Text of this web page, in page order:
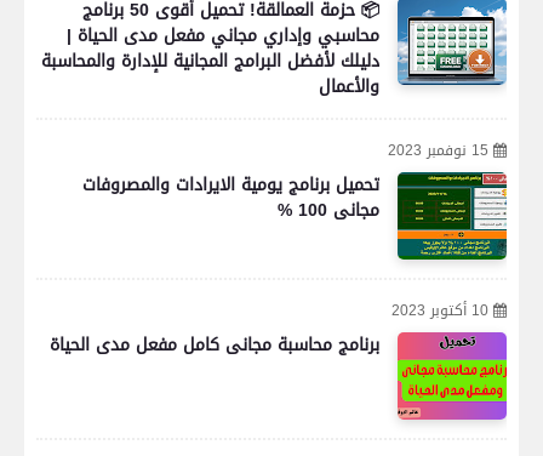
📦 حزمة العمالقة! تحميل أقوى 50 برنامج
محاسبي وإداري مجاني مفعل مدى الحياة |
دليلك لأفضل البرامج المجانية للإدارة والمحاسبة
والأعمال
15 نوفمبر 2023
تحميل برنامج يومية الايرادات والمصروفات
مجانى 100 %
10 أكتوبر 2023
برنامج محاسبة مجانى كامل مفعل مدى الحياة